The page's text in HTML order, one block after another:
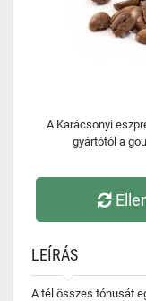
A Karácsonyi
gyártótól a
LEÍRÁS
A tél összes tónusát